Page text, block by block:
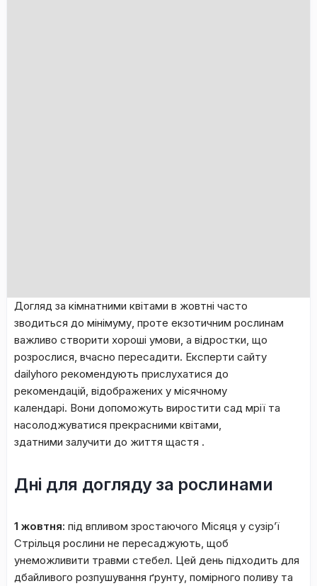
Догляд за кімнатними квітами в жовтні часто
зводиться до мінімуму, проте екзотичним рослинам
важливо створити хороші умови, а відростки, що
розрослися, вчасно пересадити. Експерти сайту
dailyhoro рекомендують прислухатися до
рекомендацій, відображених у місячному
календарі. Вони допоможуть виростити сад мрії та
насолоджуватися прекрасними квітами,
здатними залучити до життя щастя .
Дні для догляду за рослинами
1 жовтня: під впливом зростаючого Місяця у сузір’ї
Стрільця рослини не пересаджують, щоб
унеможливити травми стебел. Цей день підходить для
дбайливого розпушування ґрунту, помірного поливу та